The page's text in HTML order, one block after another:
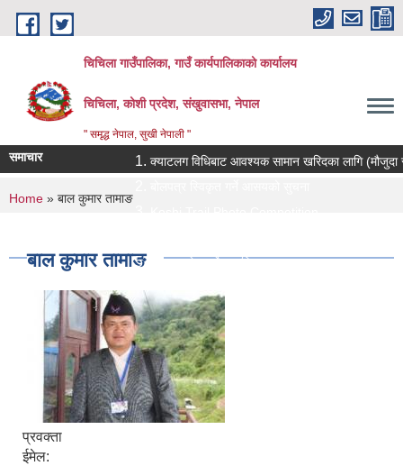
Skip to main content
चिचिला गाउँपालिका, गाउँ कार्यपालिकाको कार्यालय
चिचिला, कोशी प्रदेश, संखुवासभा, नेपाल
" समृद्ध नेपाल, सुखी नेपाली "
समाचार
क्याटलग विधिबाट आवश्यक सामान खरिदका लागि (मौजुदा
प्रस्ताव पेश गर्ने सम्बन्धि सुचना ।।
You are here
Home » बाल कुमार तामाङ
बाल कुमार तामाङ
प्रवक्ता
ईमेल: